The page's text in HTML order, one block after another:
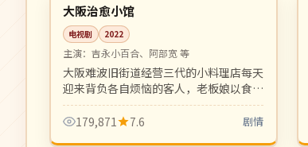
日本
大阪治愈小馆
电视剧 2022
主演： 吉永小百合、阿部宽 等
大阪难波旧街道经营三代的小料理店每天
迎来背负各自烦恼的客人，老板娘以食物
与对话温柔治愈每位过客。
179,871
7.6 剧情